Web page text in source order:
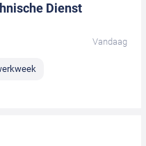
Dienst
Vandaag